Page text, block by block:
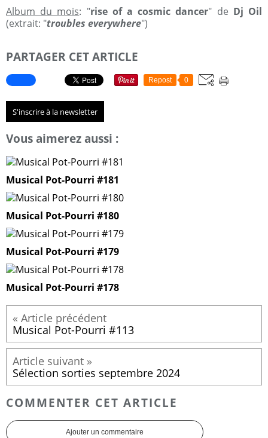
Album du mois: "rise of a cosmic dancer" de Dj Oil
(extrait: "troubles everywhere")
PARTAGER CET ARTICLE
Repost 0
S'inscrire à la newsletter
Vous aimerez aussi :
Musical Pot-Pourri #181
Musical Pot-Pourri #180
Musical Pot-Pourri #179
Musical Pot-Pourri #178
Musical Pot-Pourri #113
Sélection sorties septembre 2024
COMMENTER CET ARTICLE
Ajouter un commentaire